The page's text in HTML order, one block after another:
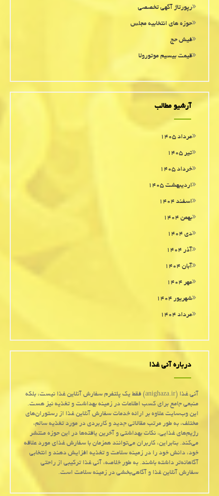
رپورتاژ آگهی تخصصی
حوزه های انتخابیه مجلس
فیش حج
قیمت بیسیم موتورولا
آرشیو مطالب
مرداد ۱۴۰۵
تیر ۱۴۰۵
خرداد ۱۴۰۵
اردیبهشت ۱۴۰۵
اسفند ۱۴۰۴
بهمن ۱۴۰۴
دی ۱۴۰۴
آذر ۱۴۰۴
آبان ۱۴۰۴
مهر ۱۴۰۴
شهریور ۱۴۰۴
مرداد ۱۴۰۴
درباره آنی غذا
آنی غذا (anighaza.ir) فقط یک پلتفرم سفارش آنلاین غذا نیست، بلکه
منبعی جامع برای کسب اطلاعات در زمینه بهداشت و تغذیه نیز هست.
این وب‌سایت علاوه بر ارائه خدمات سفارش آنلاین غذا از رستوران‌های
مختلف، به طور مرتب مقالاتی جدید و کاربردی در مورد تغذیه سالم،
رژیم‌های غذایی، نکات بهداشتی و آخرین یافته‌ها در این حوزه منتشر
می‌کند. بنابراین، کاربران می‌توانند همزمان با سفارش غذای مورد علاقه
خود، دانش خود را در زمینه سلامت و تغذیه افزایش دهند و انتخابی
آگاهانه‌تر داشته باشند. به طور خلاصه، آنی غذا ترکیبی از راحتی
سفارش آنلاین غذا و آگاهی‌بخشی در زمینه سلامت است.